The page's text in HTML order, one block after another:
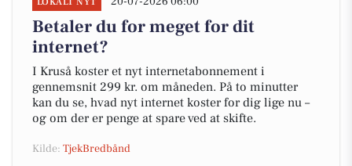
Betaler du for meget for dit
internet?
I Kruså koster et nyt internetabonnement i
gennemsnit 299 kr. om måneden. På to minutter
kan du se, hvad nyt internet koster for dig lige nu –
og om der er penge at spare ved at skifte.
Kilde: TjekBredbånd